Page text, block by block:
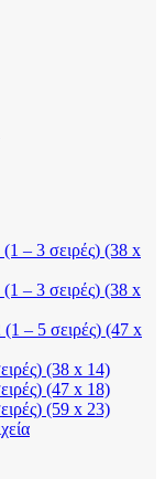
– 3 σειρές) (38 x
– 3 σειρές) (38 x
– 5 σειρές) (47 x
(38 x 14)
(47 x 18)
(59 x 23)